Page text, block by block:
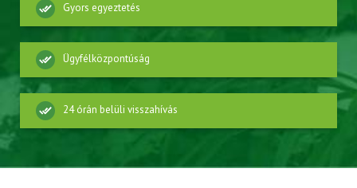
Gyors egyeztetés
Ügyfélközpontúság
24 órán belüli visszahívás